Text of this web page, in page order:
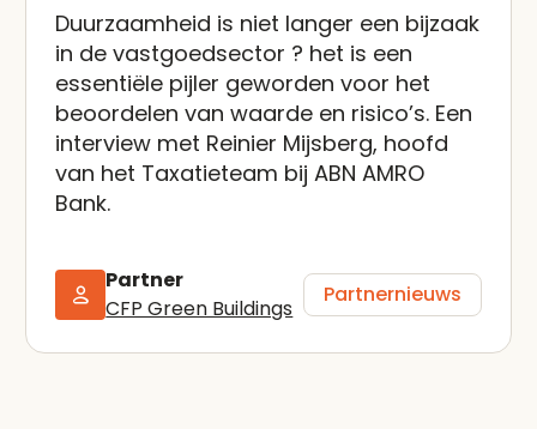
Duurzaamheid is niet langer een bijzaak
in de vastgoedsector ? het is een
essentiële pijler geworden voor het
beoordelen van waarde en risico’s. Een
interview met Reinier Mijsberg, hoofd
van het Taxatieteam bij ABN AMRO
Bank.
Partner
CFP Green Buildings
Partnernieuws